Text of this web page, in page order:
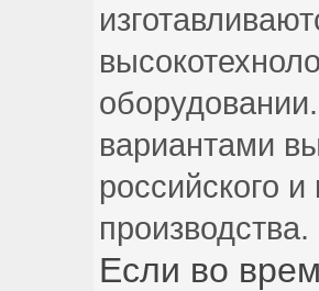
вариантами
российского и
производства.
Если во